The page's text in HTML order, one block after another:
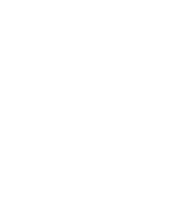
Lukáš Haraslín